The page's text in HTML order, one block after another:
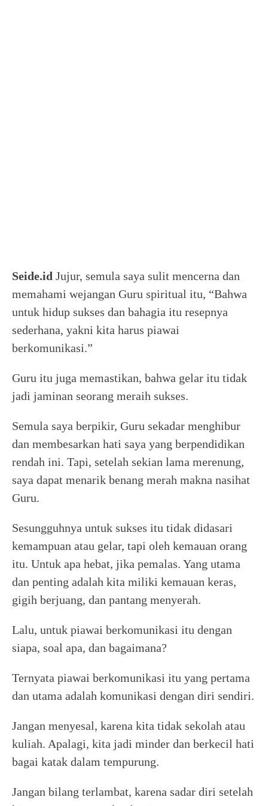
Seide.id Jujur, semula saya sulit mencerna dan
memahami wejangan Guru spiritual itu, “Bahwa
untuk hidup sukses dan bahagia itu resepnya
sederhana, yakni kita harus piawai
berkomunikasi.”
Guru itu juga memastikan, bahwa gelar itu tidak
jadi jaminan seorang meraih sukses.
Semula saya berpikir, Guru sekadar menghibur
dan membesarkan hati saya yang berpendidikan
rendah ini. Tapi, setelah sekian lama merenung,
saya dapat menarik benang merah makna nasihat
Guru.
Sesungguhnya untuk sukses itu tidak didasari
kemampuan atau gelar, tapi oleh kemauan orang
itu. Untuk apa hebat, jika pemalas. Yang utama
dan penting adalah kita miliki kemauan keras,
gigih berjuang, dan pantang menyerah.
Lalu, untuk piawai berkomunikasi itu dengan
siapa, soal apa, dan bagaimana?
Ternyata piawai berkomunikasi itu yang pertama
dan utama adalah komunikasi dengan diri sendiri.
Jangan menyesal, karena kita tidak sekolah atau
kuliah. Apalagi, kita jadi minder dan berkecil hati
bagai katak dalam tempurung.
Jangan bilang terlambat, karena sadar diri setelah